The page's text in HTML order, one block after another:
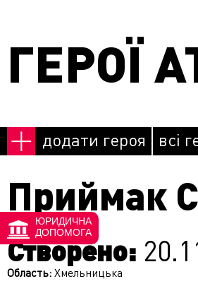
ГЕРОЇ
додати героя всі
Приймак
Створено:
Область:Хмельницька
ЮРИДИЧНА
ДОПОМОГА